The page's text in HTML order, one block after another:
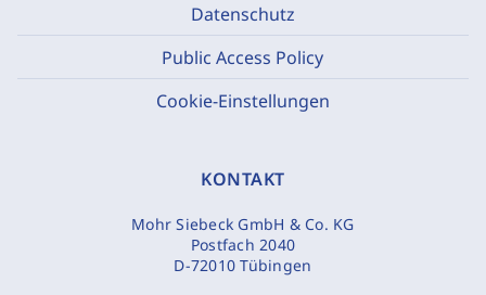
Datenschutz
Public Access Policy
Cookie-Einstellungen
KONTAKT
Mohr Siebeck GmbH & Co. KG
Postfach 2040
D-72010 Tübingen